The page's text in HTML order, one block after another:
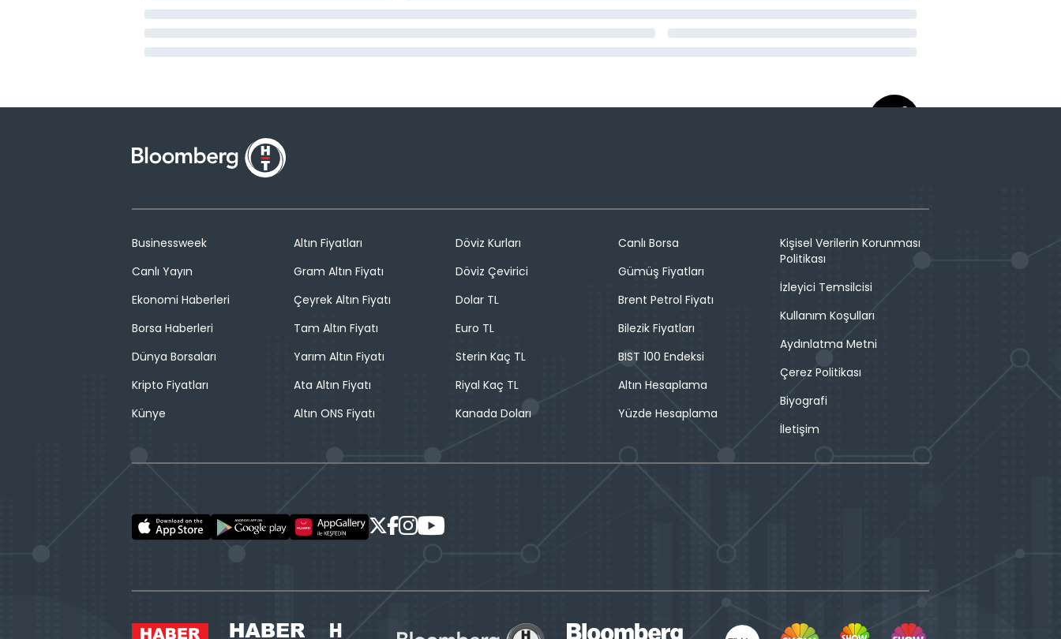
Businessweek
Canlı Yayın
Ekonomi Haberleri
Borsa Haberleri
Dünya Borsaları
Kripto Fiyatları
Künye
Altın Fiyatları
Gram Altın Fiyatı
Çeyrek Altın Fiyatı
Tam Altın Fiyatı
Yarım Altın Fiyatı
Ata Altın Fiyatı
Altın ONS Fiyatı
Döviz Kurları
Döviz Çevirici
Dolar TL
Euro TL
Sterin Kaç TL
Riyal Kaç TL
Kanada Doları
Canlı Borsa
Gümüş Fiyatları
Brent Petrol Fiyatı
Bilezik Fiyatları
BIST 100 Endeksi
Altın Hesaplama
Yüzde Hesaplama
Kişisel Verilerin Korunması
Politikası
İzleyici Temsilcisi
Kullanım Koşulları
Aydınlatma Metni
Çerez Politikası
Biyografi
İletişim